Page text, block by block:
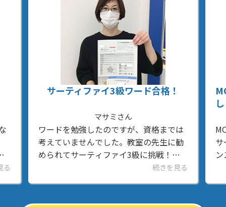
は
試
ト
タイ
を見る
MOSとサーティファイの資格を取得
新井 亮さん
MOSワード2016・MOSエクセル2016・
サーティファイ上級を取得しました。イ
ンストラクターよりご家庭に奥様、小さ
いお子様がいるのに、毎週土日に教室に
通って受講されてました。3つの資格取
続きを見る